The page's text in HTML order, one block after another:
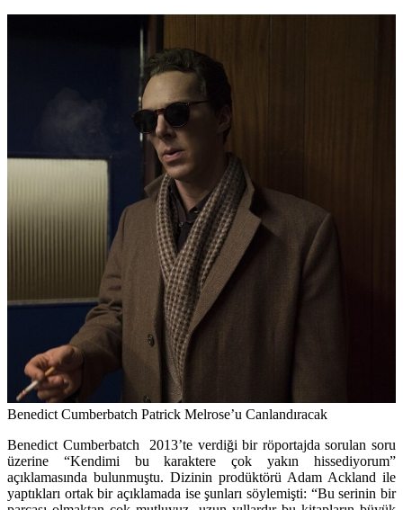
Benedict Cumberbatch Patrick Melrose’u Canlandıracak
Benedict Cumberbatch 2013’te verdiği bir röportajda sorulan soru
üzerine “Kendimi bu karaktere çok yakın hissediyorum”
açıklamasında bulunmuştu. Dizinin prodüktörü Adam Ackland ile
yaptıkları ortak bir açıklamada ise şunları söylemişti: “Bu serinin bir